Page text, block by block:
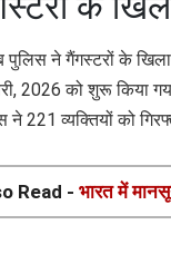
पुलिस ने गैंगस्टरों के
2026 को शुरू किया
ने 221 व्यक्तियों को
Read - भारत में